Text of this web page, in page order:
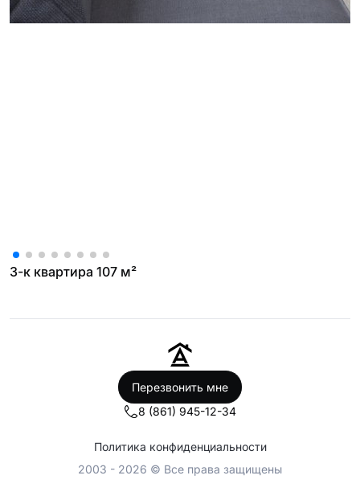
3-к квартира 107 м²
Перезвонить мне
8 (861) 945-12-34
Политика конфиденциальности
2003 - 2026 © Все права защищены